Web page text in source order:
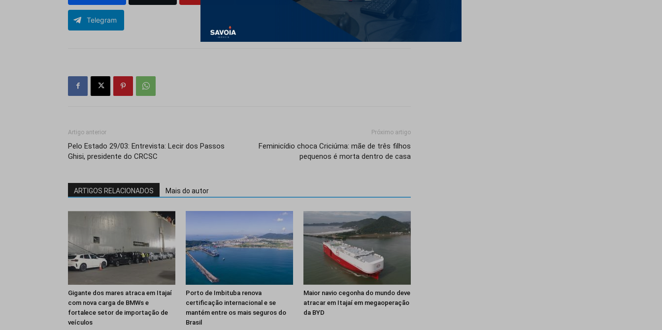
Telegram
Artigo anterior
Pelo Estado 29/03: Entrevista: Lecir dos Passos
Ghisi, presidente do CRCSC
Próximo artigo
Feminicídio choca Criciúma: mãe de três filhos
pequenos é morta dentro de casa
ARTIGOS RELACIONADOS Mais do autor
Gigante dos mares atraca em Itajaí
com nova carga de BMWs e
fortalece setor de importação de
veículos
Porto de Imbituba renova
certificação internacional e se
mantém entre os mais seguros do
Brasil
Maior navio cegonha do mundo deve
atracar em Itajaí em megaoperação
da BYD